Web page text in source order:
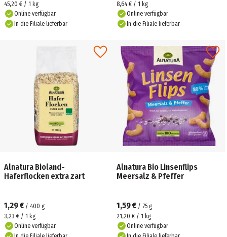
45,20 € / 1 kg
Online verfügbar
In die Filiale lieferbar
8,64 € / 1 kg
Online verfügbar
In die Filiale lieferbar
Alnatura Bioland-
Haferflocken extra zart
1,29 € / 400 g
3,23 € / 1 kg
Online verfügbar
Alnatura Bio Linsenflips
Meersalz & Pfeffer
1,59 € / 75 g
21,20 € / 1 kg
Online verfügbar